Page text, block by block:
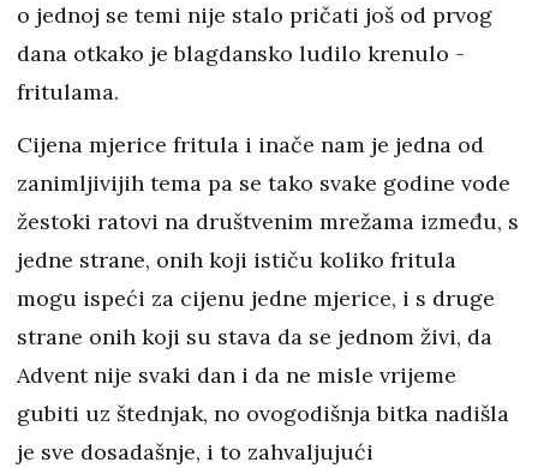
o jednoj se temi nije stalo pričati još od prvog
dana otkako je blagdansko ludilo krenulo -
fritulama.
Cijena mjerice fritula i inače nam je jedna od
zanimljivijih tema pa se tako svake godine vode
žestoki ratovi na društvenim mrežama između, s
jedne strane, onih koji ističu koliko fritula
mogu ispeći za cijenu jedne mjerice, i s druge
strane onih koji su stava da se jednom živi, da
Advent nije svaki dan i da ne misle vrijeme
gubiti uz štednjak, no ovogodišnja bitka nadišla
je sve dosadašnje, i to zahvaljujući